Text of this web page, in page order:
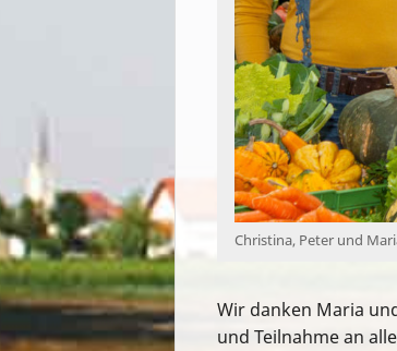
Christina, Peter und
Wir danken Maria
und Teilnahme an